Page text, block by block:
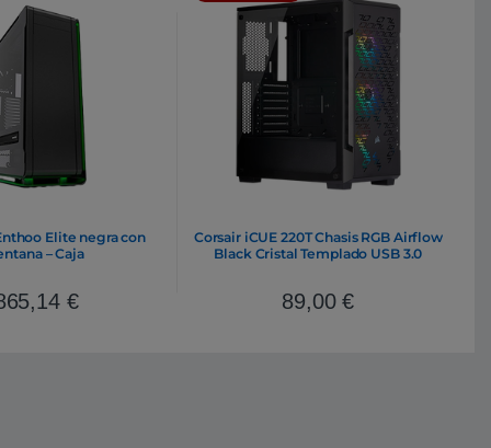
Elite negra con
– Caja
€
Corsair iCUE 220T Chasis RGB Airflow
Black Cristal Templado USB 3.0
89,00€